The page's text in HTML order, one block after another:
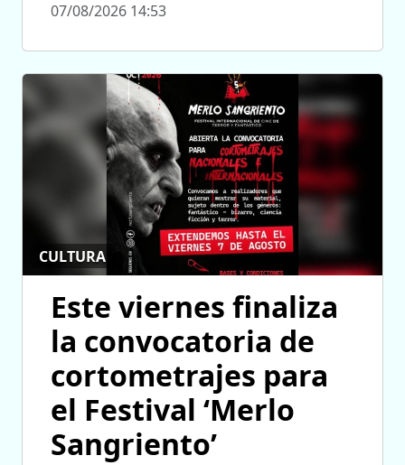
07/08/2026 14:53
CULTURA
Este viernes finaliza
la convocatoria de
cortometrajes para
el Festival ‘Merlo
Sangriento’